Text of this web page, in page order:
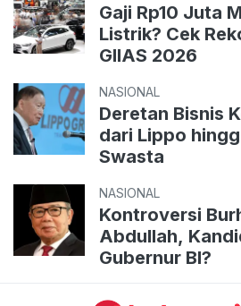
Gaji Rp10 Juta
Listrik? Cek
GIIAS 2026
NASIONAL
Deretan Bisnis
dari Lippo
Swasta
NASIONAL
Kontroversi
Abdullah,
Gubernur BI?